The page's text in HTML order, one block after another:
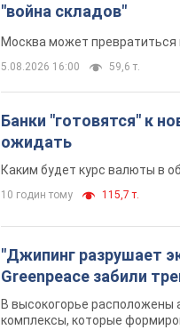
"война складов"
Москва может превратиться
5.08.2026 16:00 59,6 т.
Банки "готовятся" к
ожидать
Каким будет курс валюты в
10 годин тому 115,7 т.
"Джипинг разрушает
Greenpeace забили
В высокогорье расположены
комплексы, которые